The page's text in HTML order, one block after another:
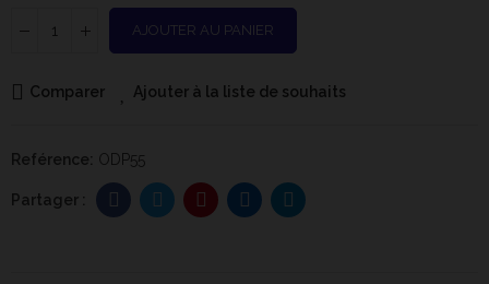
AJOUTER AU PANIER
Comparer Ajouter à la liste de souhaits
Reférence: ODP55